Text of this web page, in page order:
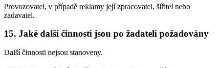
Provozovatel, v případě reklamy její zpracovatel, šiřitel nebo
zadavatel.
15. Jaké další činnosti jsou po žadateli požadovány
Další činnosti nejsou stanoveny.